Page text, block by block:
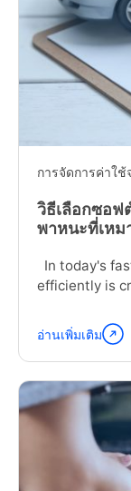
Commercial
Vehicle
Expense
Management
Software"
การจัดการค่าใช้
วิธีเลือกซอฟ
พาหนะที่เห
In today's
efficiently is
อ่าน
ต่อ
"How
to
Choose
อ่านเพิ่มเติม